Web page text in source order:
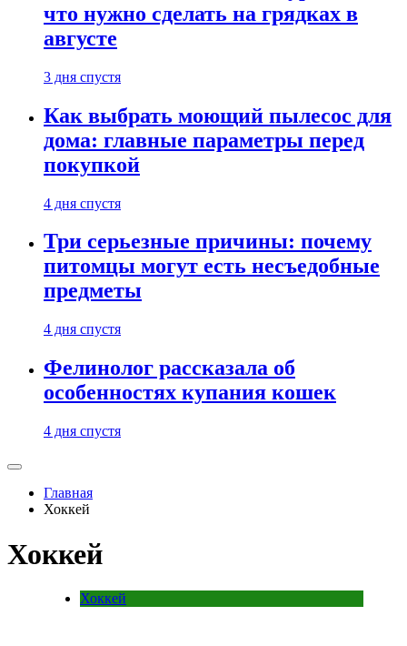
что нужно сделать на грядках в
августе
3 дня спустя
Как выбрать моющий пылесос для
дома: главные параметры перед
покупкой
4 дня спустя
Три серьезные причины: почему
питомцы могут есть несъедобные
предметы
4 дня спустя
Фелинолог рассказала об
особенностях купания кошек
4 дня спустя
Главная
Хоккей
Хоккей
Хоккей